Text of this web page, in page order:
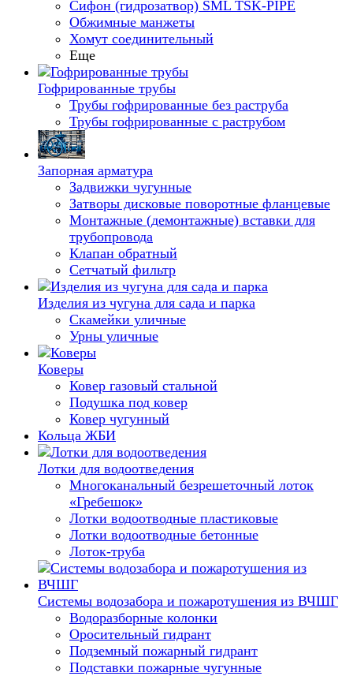
Сифон (гидрозатвор) SML TSK-PIPE
Обжимные манжеты
Хомут соединительный
Еще
Гофрированные трубы
Трубы гофрированные без раструба
Трубы гофрированные с раструбом
Запорная арматура
Задвижки чугунные
Затворы дисковые поворотные фланцевые
Монтажные (демонтажные) вставки для
трубопровода
Клапан обратный
Сетчатый фильтр
Изделия из чугуна для сада и парка
Скамейки уличные
Урны уличные
Коверы
Ковер газовый стальной
Подушка под ковер
Ковер чугунный
Кольца ЖБИ
Лотки для водоотведения
Многоканальный безрешеточный лоток
«Гребешок»
Лотки водоотводные пластиковые
Лотки водоотводные бетонные
Лоток-труба
Системы водозабора и пожаротушения из ВЧШГ
Водоразборные колонки
Оросительный гидрант
Подземный пожарный гидрант
Подставки пожарные чугунные